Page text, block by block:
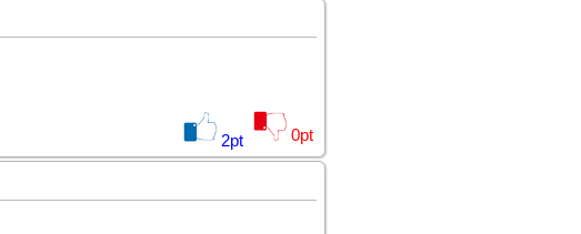
2pt 0pt